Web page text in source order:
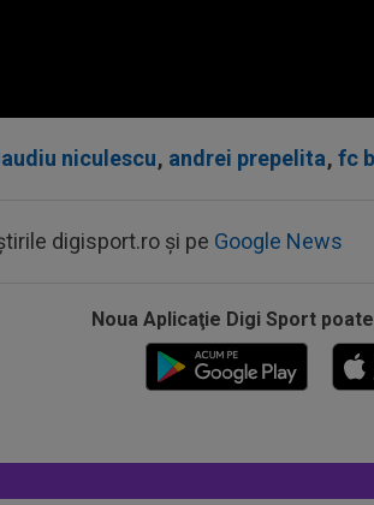
niculescu, andrei prepelita, fc
digisport.ro și pe Google News
Noua Aplicaţie Digi Sport